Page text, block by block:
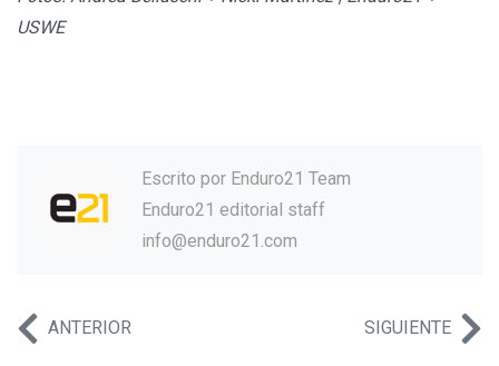
USWE
Escrito por Enduro21 Team
Enduro21 editorial staff
info@enduro21.com
ANTERIOR SIGUIENTE